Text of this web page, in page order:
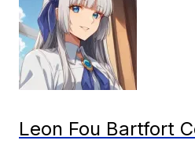
Leon Fou Bartfort